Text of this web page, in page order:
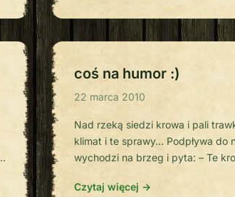
górę i czeka. Przychodzi
mleko z dolnej […]
coś na humor :)
22 marca 2010
Nad rzeką siedzi krowa i pali
klimat i te sprawy… Podpływa do
wychodzi na brzeg i pyta: – Te
jeszcze nigdy nie kurzyłem… –
Czytaj więcej →